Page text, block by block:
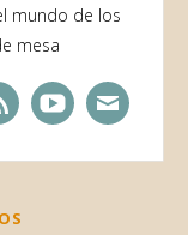
mundo de los
mesa